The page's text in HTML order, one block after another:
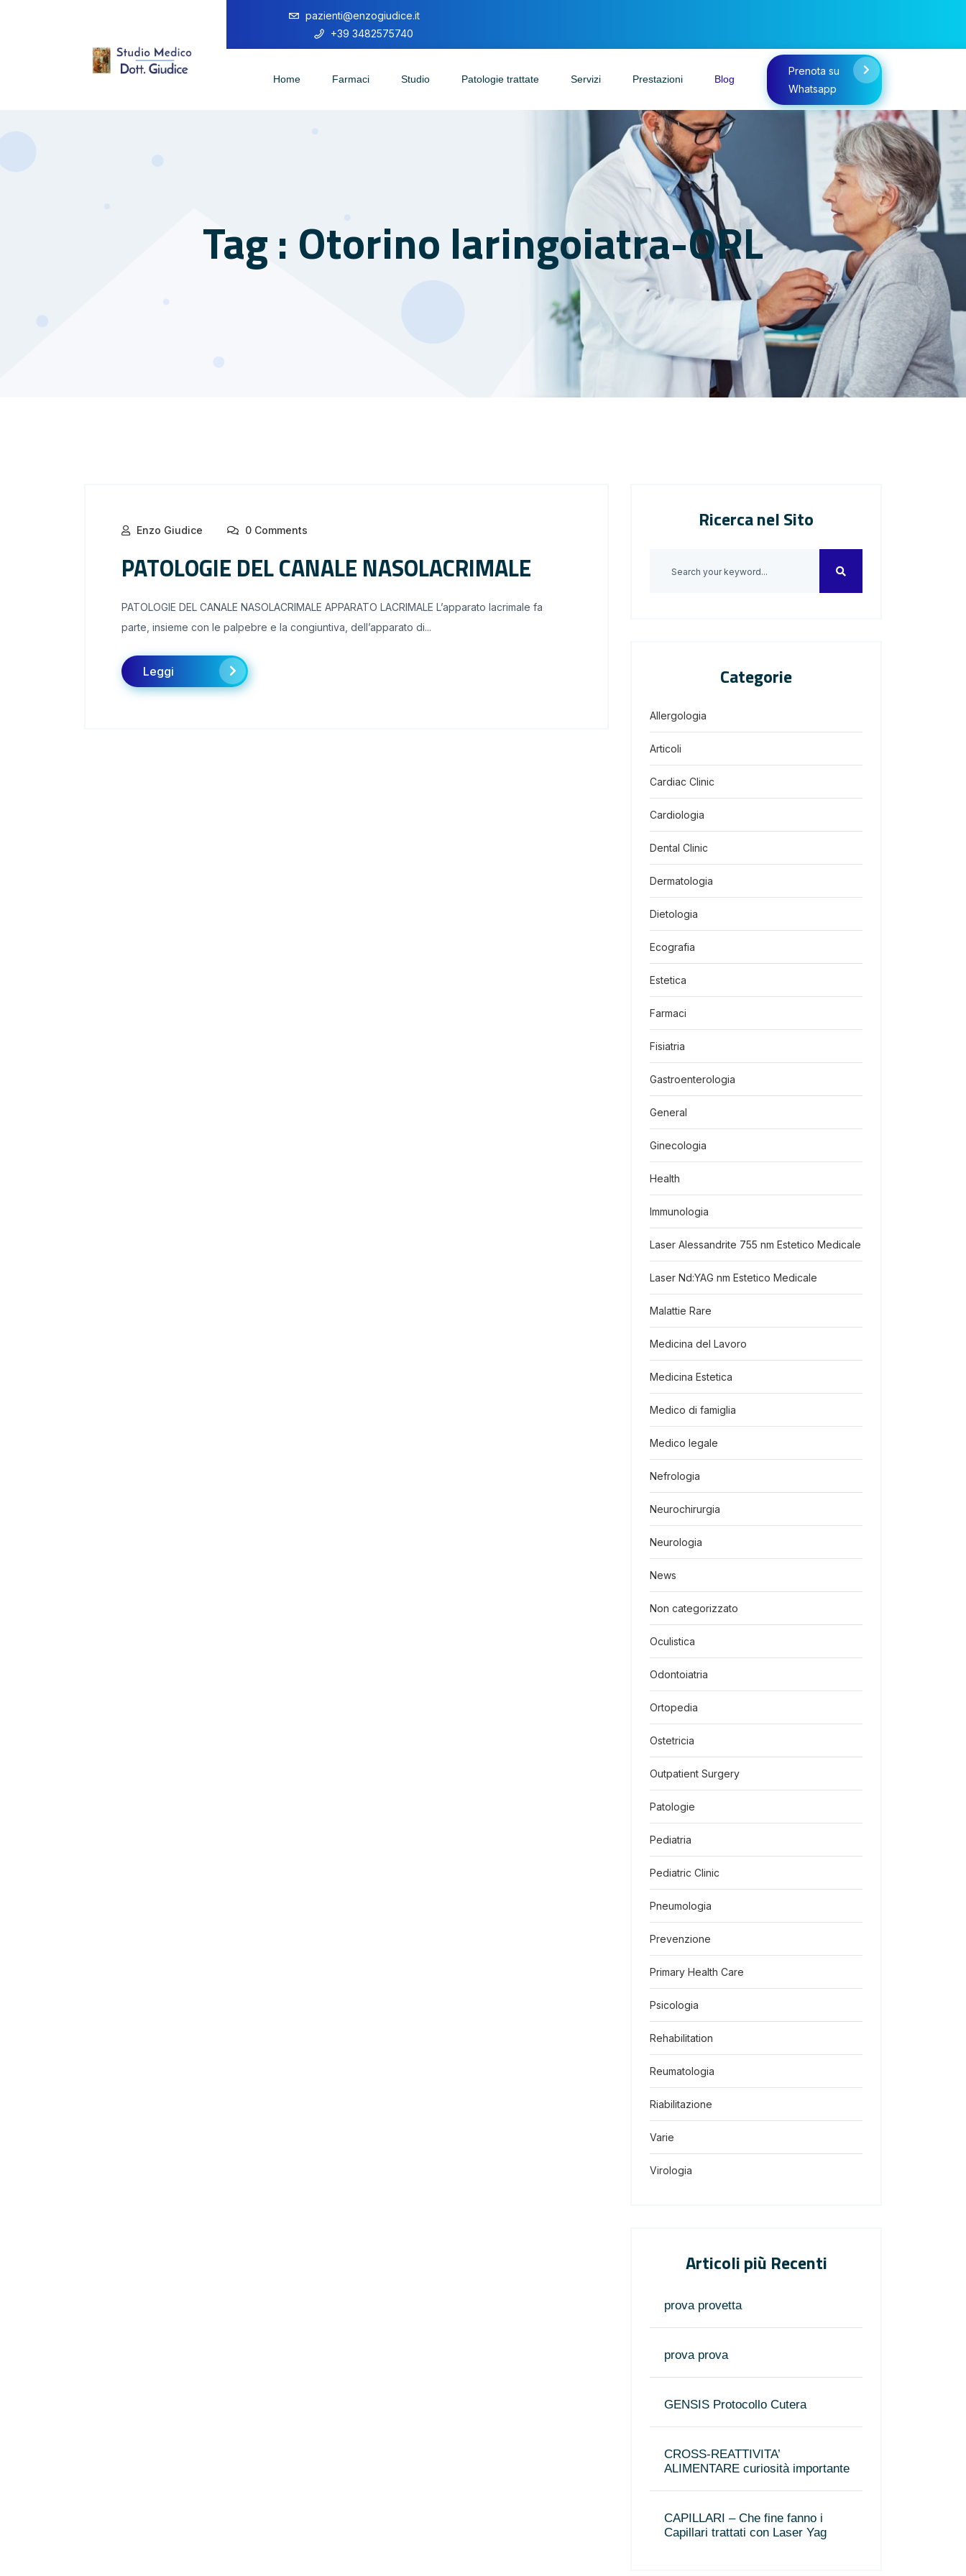
pazienti@enzogiudice.it
+39 3482575740
Home Farmaci Studio Patologie trattate Servizi Prestazioni Blog
Prenota su
Whatsapp
Tag : Otorino laringoiatra-ORL
Enzo Giudice 0 Comments
PATOLOGIE DEL CANALE NASOLACRIMALE
PATOLOGIE DEL CANALE NASOLACRIMALE APPARATO LACRIMALE L’apparato lacrimale fa
parte, insieme con le palpebre e la congiuntiva, dell’apparato di...
Leggi
Ricerca nel Sito
Categorie
Allergologia
Articoli
Cardiac Clinic
Cardiologia
Dental Clinic
Dermatologia
Dietologia
Ecografia
Estetica
Farmaci
Fisiatria
Gastroenterologia
General
Ginecologia
Health
Immunologia
Laser Alessandrite 755 nm Estetico Medicale
Laser Nd:YAG nm Estetico Medicale
Malattie Rare
Medicina del Lavoro
Medicina Estetica
Medico di famiglia
Medico legale
Nefrologia
Neurochirurgia
Neurologia
News
Non categorizzato
Oculistica
Odontoiatria
Ortopedia
Ostetricia
Outpatient Surgery
Patologie
Pediatria
Pediatric Clinic
Pneumologia
Prevenzione
Primary Health Care
Psicologia
Rehabilitation
Reumatologia
Riabilitazione
Varie
Virologia
Articoli più Recenti
prova provetta
prova prova
GENSIS Protocollo Cutera
CROSS-REATTIVITA’
ALIMENTARE curiosità importante
CAPILLARI – Che fine fanno i
Capillari trattati con Laser Yag